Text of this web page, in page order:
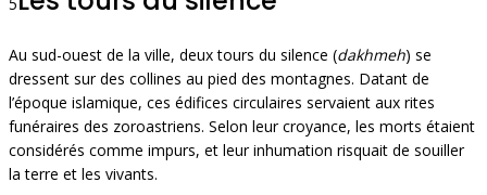
Au sud-ouest de la ville, deux tours du silence (dakhmeh) se
dressent sur des collines au pied des montagnes. Datant de
l’époque islamique, ces édifices circulaires servaient aux rites
funéraires des zoroastriens. Selon leur croyance, les morts étaient
considérés comme impurs, et leur inhumation risquait de souiller
la terre et les vivants.